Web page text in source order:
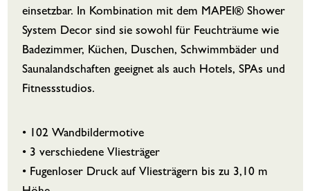
einsetzbar. In Kombination mit dem MAPEI® Shower
System Decor sind sie sowohl für Feuchträume wie
Badezimmer, Küchen, Duschen, Schwimmbäder und
Saunalandschaften geeignet als auch Hotels, SPAs und
Fitnessstudios.
• 102 Wandbildermotive
• 3 verschiedene Vliesträger
• Fugenloser Druck auf Vliesträgern bis zu 3,10 m